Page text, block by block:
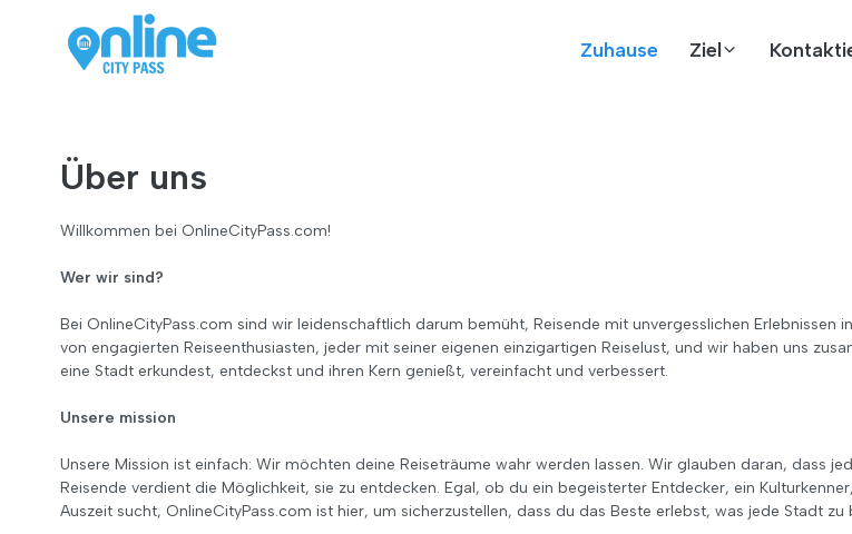
Zuhause Ziel
Über uns
Willkommen bei OnlineCityPass.com!
Wer wir sind?
Bei OnlineCityPass.com sind wir leidenschaftlich darum bemüht, Reisende mit unvergesslichen
von engagierten Reiseenthusiasten, jeder mit seiner eigenen einzigartigen Reiselust, und wir haben uns
eine Stadt erkundest, entdeckst und ihren Kern genießt, vereinfacht und verbessert.
Unsere mission
Unsere Mission ist einfach: Wir möchten deine Reiseträume wahr werden lassen. Wir glauben daran, dass
Reisende verdient die Möglichkeit, sie zu entdecken. Egal, ob du ein begeisterter Entdecker, ein
Auszeit sucht, OnlineCityPass.com ist hier, um sicherzustellen, dass du das Beste erlebst, was jede Stadt zu